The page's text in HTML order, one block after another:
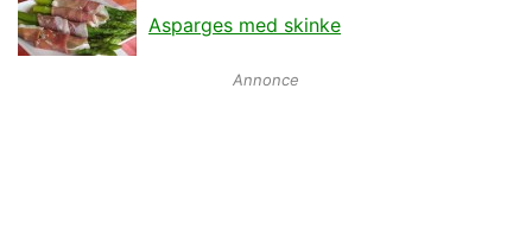
Asparges med skinke
Annonce